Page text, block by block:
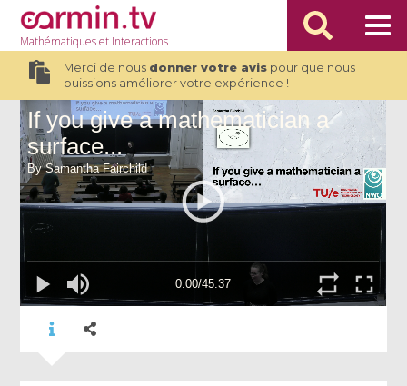
Mathématiqueset Interactions
Merci de nous donner votre avispour que nous
puissions améliorer votre expérience !